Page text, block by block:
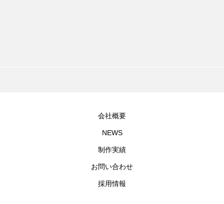
会社概要
NEWS
制作実績
お問い合わせ
採用情報